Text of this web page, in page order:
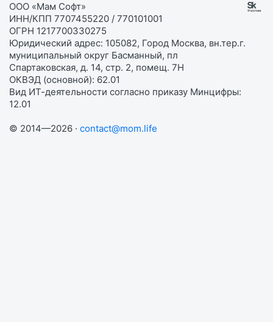
ООО «Мам Софт»
ИНН/КПП 7707455220 / 770101001
ОГРН 1217700330275
Юридический адрес: 105082, Город Москва, вн.тер.г.
муниципальный округ Басманный, пл
Спартаковская, д. 14, стр. 2, помещ. 7Н
ОКВЭД (основной): 62.01
Вид ИТ-деятельности согласно приказу Минцифры:
12.01
© 2014—2026 · contact@mom.life